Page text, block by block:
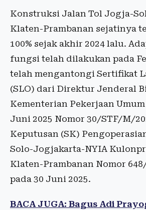
Konstruksi Jalan Tol Jogja-
Klaten-Prambanan sejatinya
100% sejak akhir 2024 lalu.
fungsi telah dilakukan pada
telah mengantongi Sertifikat
(SLO) dari Direktur Jenderal
Kementerian Pekerjaan Umum
Juni 2025 Nomor 30/STF/M/
Keputusan (SK)
Solo-Jogjakarta-NYIA
Klaten-Prambanan Nomor
pada 30 Juni 2025.
BACA JUGA: Bagus Adi